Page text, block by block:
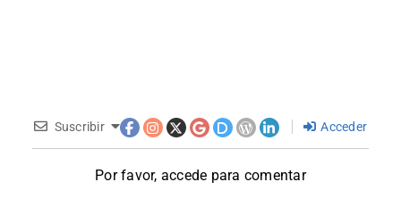
Suscribir Acceder
Por favor, accede para comentar